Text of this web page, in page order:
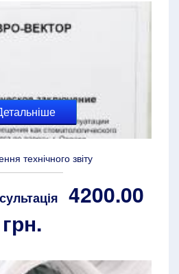
технічного звіту
4200.00
грн.